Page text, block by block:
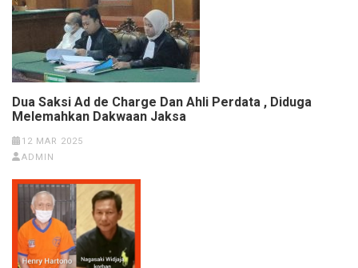
Dua Saksi Ad de Charge Dan Ahli Perdata , Diduga
Melemahkan Dakwaan Jaksa
12 MAR 2025
ADMIN